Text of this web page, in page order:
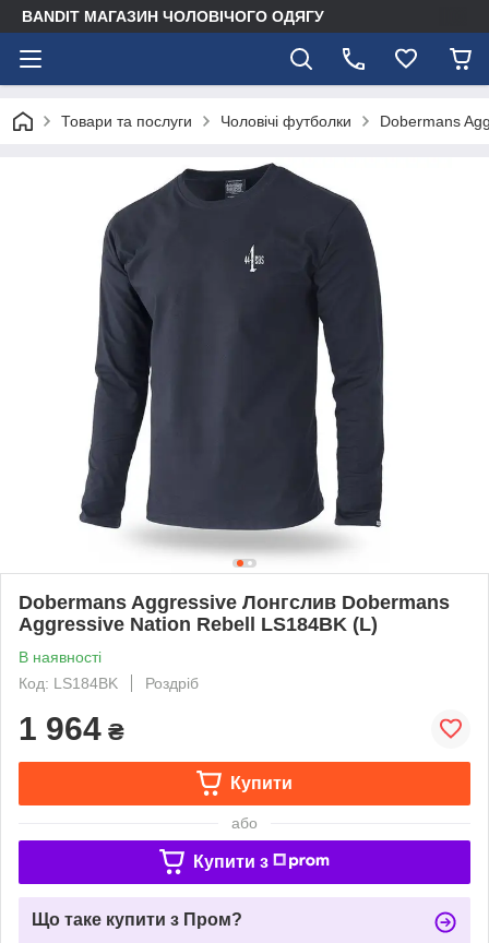
BANDIT МАГАЗИН ЧОЛОВІЧОГО ОДЯГУ
Товари та послуги Чоловічі футболки Dobermans
Dobermans Aggressive Лонгслив Dobermans
Aggressive Nation Rebell LS184BK (L)
В наявності
Код: LS184BK
Роздріб
1 964 ₴
Купити
або
Купити з
Що таке купити з Пром?